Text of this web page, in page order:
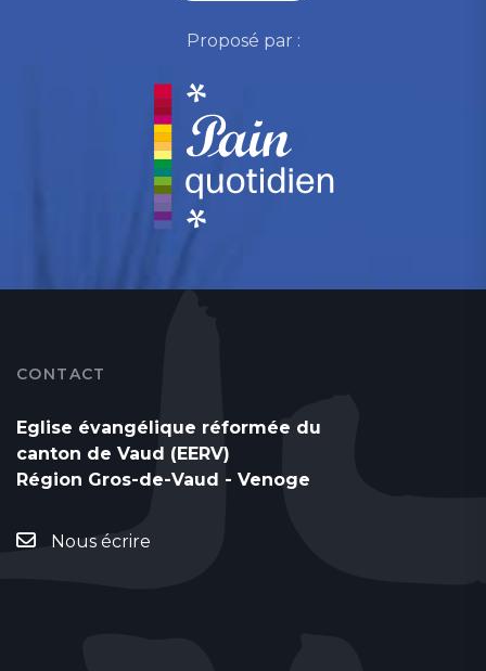
Proposé par :
CONTACT
Eglise évangélique réformée du
canton de Vaud (EERV)
Région Gros-de-Vaud - Venoge
Nous écrire